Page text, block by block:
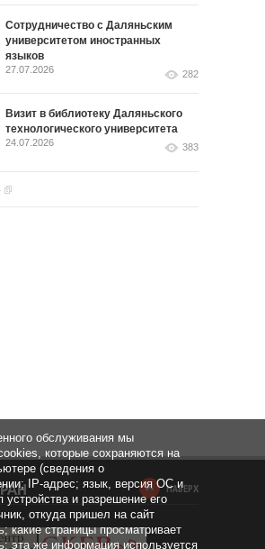
Сотрудничество с Даляньским
университетом иностранных
языков
27.07.2026 282
Визит в библиотеку Даляньского
технологического университета
24.07.2026 383
НАВЕРХ
обслуживания мы
которые сохраняются на
(сведения о
IP-адрес; язык, версия ОС и
устройства и разрешение его
откуда пришел на сайт
какие страницы просматривает
эта же информация используется